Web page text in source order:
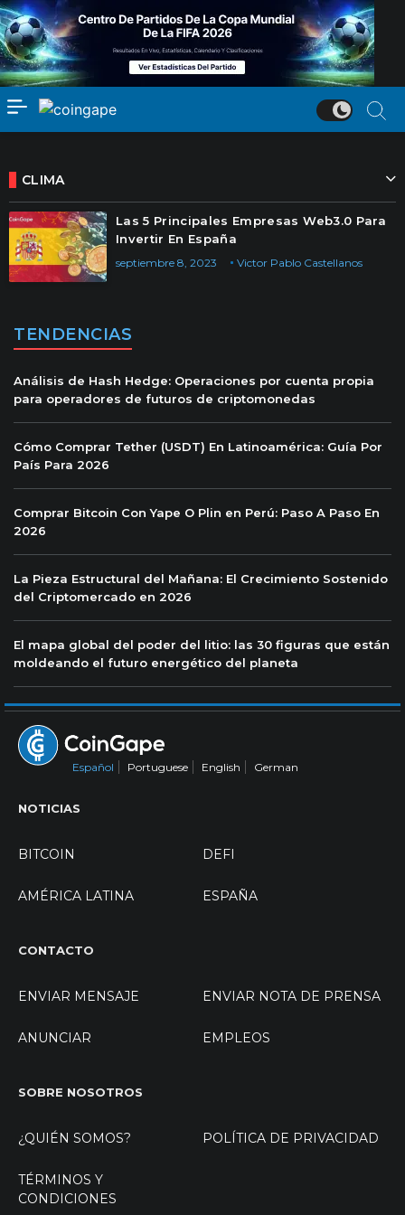
CLIMA
Las 5 Principales Empresas Web3.0 Para
Invertir En España
Victor Pablo Castellanos
septiembre 8, 2023
TENDENCIAS
Análisis de Hash Hedge: Operaciones por cuenta propia
para operadores de futuros de criptomonedas
Cómo Comprar Tether (USDT) En Latinoamérica: Guía Por
País Para 2026
Comprar Bitcoin Con Yape O Plin en Perú: Paso A Paso En
2026
La Pieza Estructural del Mañana: El Crecimiento Sostenido
del Criptomercado en 2026
El mapa global del poder del litio: las 30 figuras que están
moldeando el futuro energético del planeta
Español Portuguese English German
NOTICIAS
BITCOIN DEFI
AMÉRICA LATINA ESPAÑA
CONTACTO
ENVIAR MENSAJE ENVIAR NOTA DE PRENSA
ANUNCIAR EMPLEOS
SOBRE NOSOTROS
¿QUIÉN SOMOS? POLÍTICA DE PRIVACIDAD
TÉRMINOS Y
CONDICIONES